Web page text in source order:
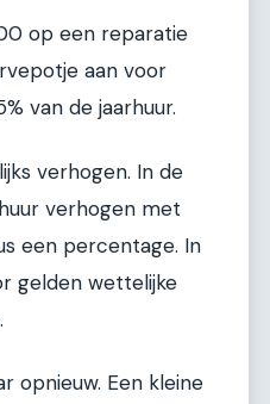
op een reparatie
aan voor
van de jaarhuur.
verhogen. In de
verhogen met
een percentage. In
gelden wettelijke
opnieuw. Een kleine